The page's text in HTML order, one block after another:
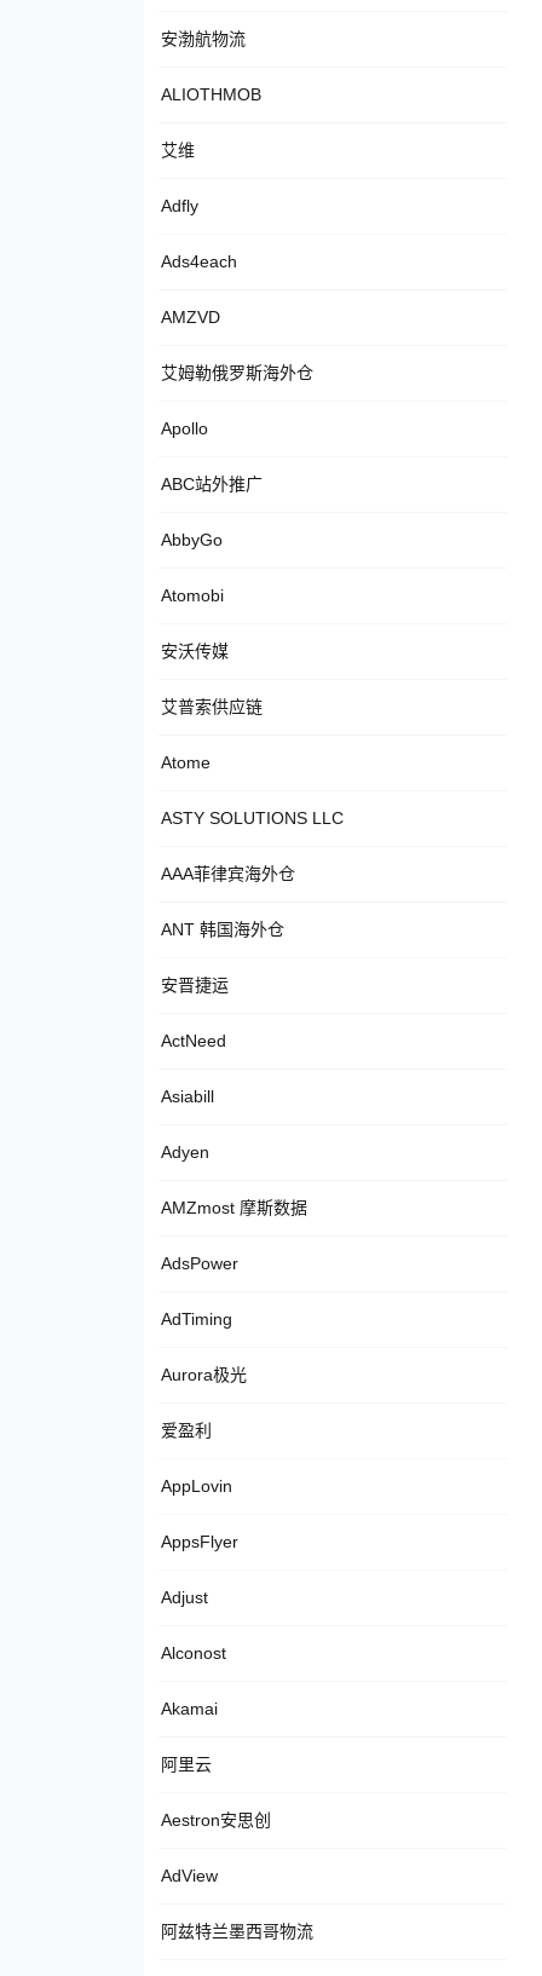
安渤航物流
ALIOTHMOB
艾维
Adfly
Ads4each
AMZVD
艾姆勒俄罗斯海外仓
Apollo
ABC站外推广
AbbyGo
Atomobi
安沃传媒
艾普索供应链
Atome
ASTY SOLUTIONS LLC
AAA菲律宾海外仓
ANT 韩国海外仓
安晋捷运
ActNeed
Asiabill
Adyen
AMZmost 摩斯数据
AdsPower
AdTiming
Aurora极光
爱盈利
AppLovin
AppsFlyer
Adjust
Alconost
Akamai
阿里云
Aestron安思创
AdView
阿兹特兰墨西哥物流